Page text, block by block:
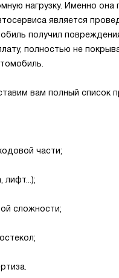
нагрузку. Именно
является
получил
полностью не
вам полный список
части;
лифт...);
сложности;